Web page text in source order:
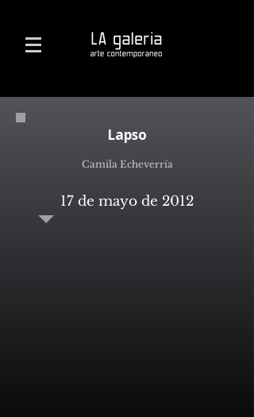
Lapso
Camila Echeverría
17 de mayo de 2012